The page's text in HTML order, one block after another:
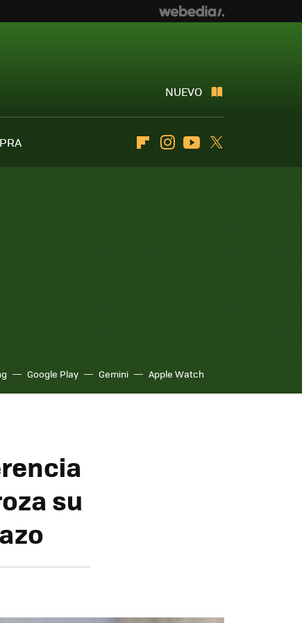
NUEVO
FlipboardInstagramYoutube
Google Play Gemini Apple Watch
su